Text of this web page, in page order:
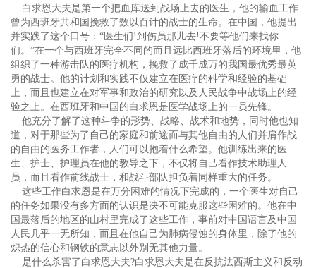
白求恩大夫是第一个把血库送到战场上去的医生，他的输血工作
曾为西班牙共和国挽救了数以百计的战士的生命。在中国，他提出
并实践了这个口号：“医生们!到伤员那儿去!不要等他们来找你
们。”在一个与西班牙完全不同的而且远比西班牙落后的环境里，他
组织了一种游击队的医疗机构，挽救了成千成万的我国最优秀最英
勇的战士。他的计划和实践不仅建立在医疗的科学和经验的基础
上，而且也建立在对军事和政治的研究以及人民战争中战场上的经
验之上。在西班牙和中国的白求恩是医学战场上的一员先锋。
他充分了解了这种斗争的形势、战略、战术和地势，同时他也知
道，对于那些为了自己的家庭和前途而与其他自由的人们并肩作战
的自由的医务工作者，人们可以抱着什么希望。他训练出来的医
生、护士、护理员在他的教导之下，不仅将自己看作技术助理人
员，而且看作前线战士，和战斗部队担负着同样重大的任务。
这些工作白求恩是在万分困难的情况下完成的，一个医生对自己
的任务如果没有多方面的认识是决不可能克服这些困难的。他在中
国最落后的地区的山村里完成了这些工作，事前对中国语言及中国
人民几乎一无所知，而且在他自己为肺病侵蚀的身体里，除了他的
炽热的信心和钢铁的意志以外别无其他力量。
是什么杀害了白求恩大夫?白求恩大夫是在反抗法西斯主义和反动